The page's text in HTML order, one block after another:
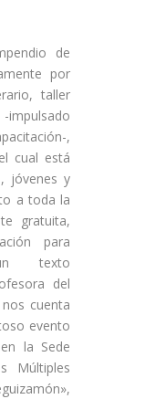
de
por
taller
,
cual está
jóvenes y
a toda la
gratuita,
para
texto
del
cuenta
evento
la Sede
Múltiples